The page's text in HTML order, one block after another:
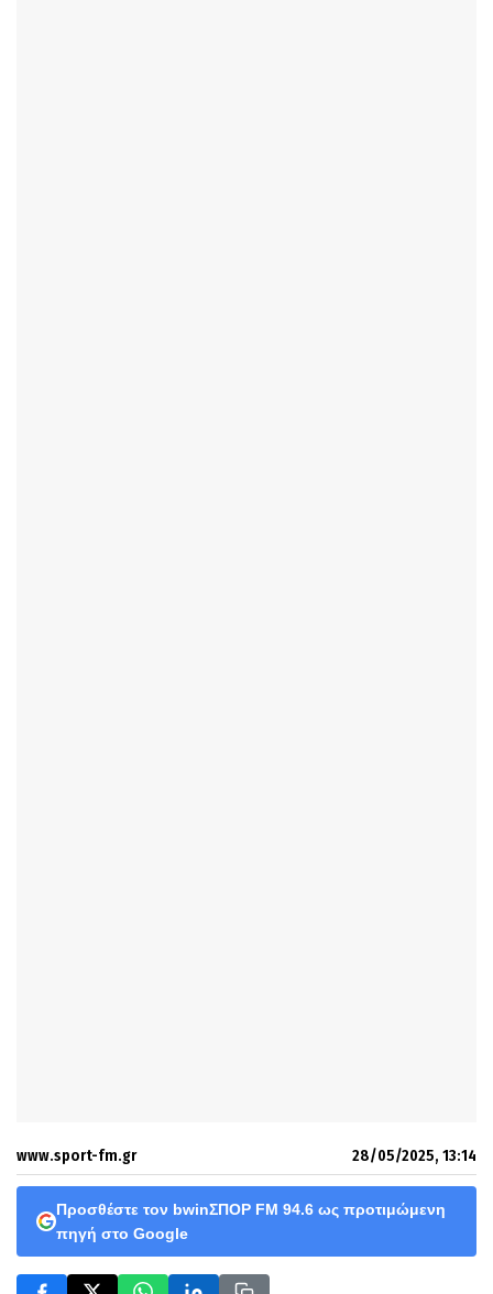
www.sport-fm.gr 28/05/2025, 13:14
Προσθέστε τον bwinΣΠΟΡ FM 94.6 ως προτιμώμενη
πηγή στο Google